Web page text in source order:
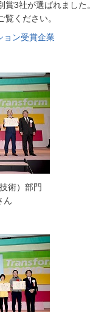
3社が選ばれました。
ください。
ョン受賞企業
術）部門
ん